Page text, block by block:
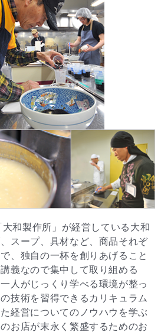
和製作所」が経営している大和
スープ、具材など、商品それぞ
、独自の一杯を創りあげること
義なので集中して取り組める
人がじっくり学べる環境が整っ
技術を習得できるカリキュラム
経営についてのノウハウを学ぶ
お店が末永く繁盛するためのお